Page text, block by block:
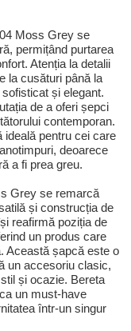
Moss Grey se
permițând purtarea
Atenția la detalii
la cusături până la
și elegant.
de a oferi șepci
contemporan.
ideală pentru cei care
deoarece
a fi prea greu.
Grey se remarcă
și construcția de
reafirmă poziția de
un produs care
Această șapcă este o
un accesoriu clasic,
și ocazie. Bereta
un must-have
într-un singur